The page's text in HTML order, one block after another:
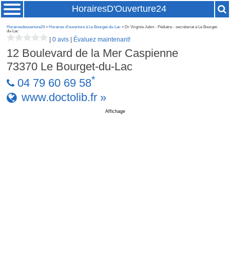
HorairesD'Ouverture24
Horairesdouverture24» Horaires d'ouverture à Le Bourget-du-Lac » Dr Virginie Jubin - Pédiatre - secrétariat à Le Bourget-
du-Lac
|0 avis Évaluez maintenant!
12 Boulevard de la Mer Caspienne
73370 Le Bourget-du-Lac
04 79 60 69 58*
www.doctolib.fr »
Affichage